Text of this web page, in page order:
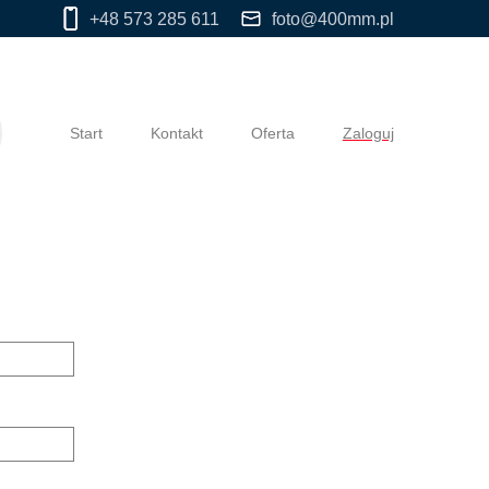
+48 573 285 611 foto@400mm.pl
Start Kontakt Oferta Zaloguj